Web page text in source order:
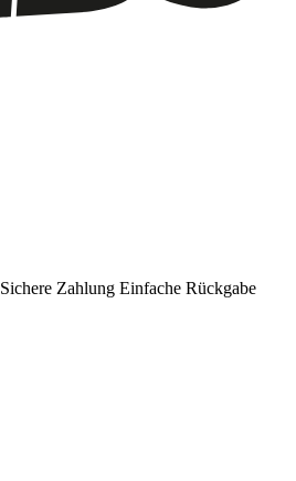
Sichere Zahlung Einfache Rückgabe